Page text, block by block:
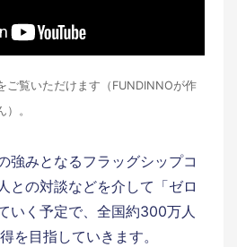
覧いただけます（FUNDINNOが作
。
強みとなるフラッグシップコ
との対談などを介して「ゼロ
いく予定で、全国約300万人
を目指していきます。